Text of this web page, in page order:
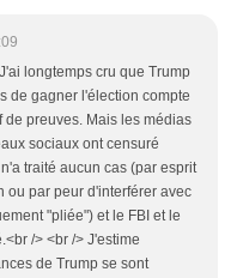
longtemps cru que Trump
de gagner l'élection compte
de preuves. Mais les médias
sociaux ont censuré
traité aucun cas (par esprit
ou par peur d'interférer avec
"pliée") et le FBI et le
/> <br /> J'estime
de Trump se sont